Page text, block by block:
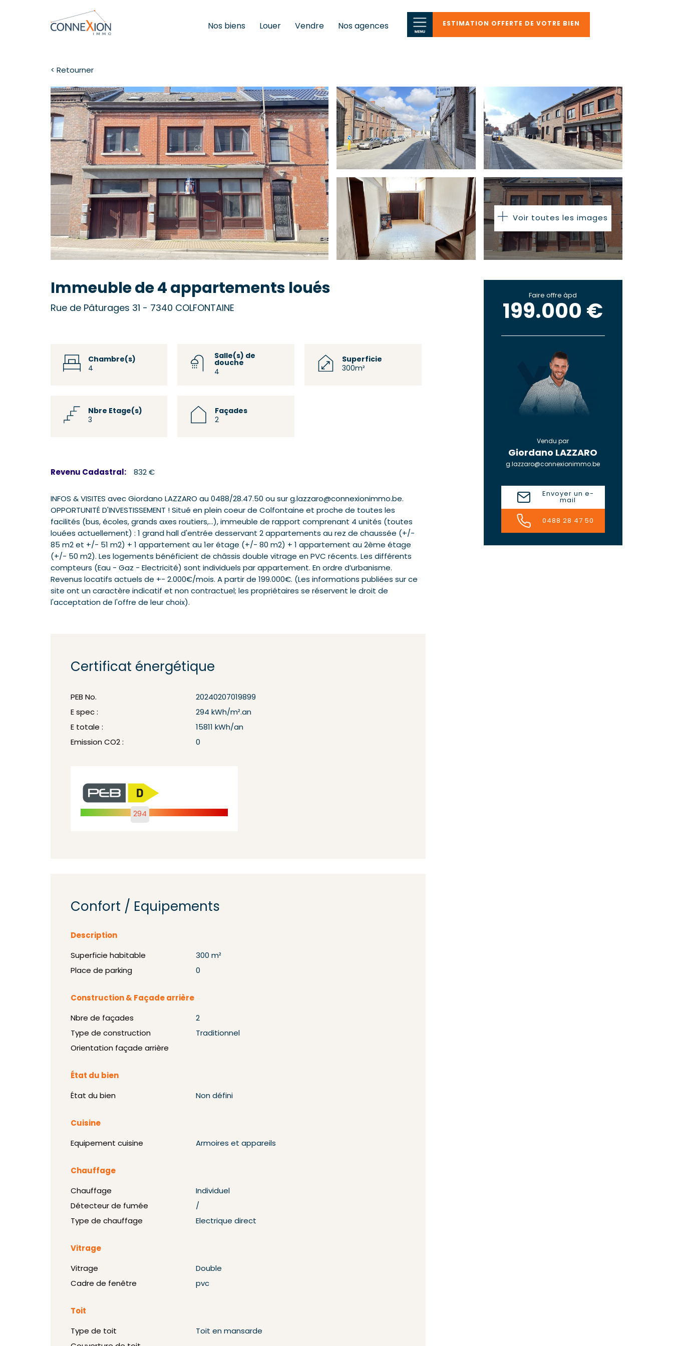
Nos biens Louer Vendre Nos agences ESTIMATION OFFERTE DE VOTRE BIEN
< Retourner
Voir toutes les images
Immeuble de 4 appartements loués
Rue de Pâturages 31 - 7340 COLFONTAINE
Chambre(s)
4
Salle(s) de
douche
4
Superficie
300m²
Nbre Etage(s)
3
Façades
2
Revenu Cadastral: 832 €
INFOS & VISITES avec Giordano LAZZARO au 0488/28.47.50 ou sur g.lazzaro@connexionimmo.be.
OPPORTUNITÉ D'INVESTISSEMENT ! Situé en plein coeur de Colfontaine et proche de toutes les
facilités (bus, écoles, grands axes routiers,...), immeuble de rapport comprenant 4 unités (toutes
louées actuellement) : 1 grand hall d'entrée desservant 2 appartements au rez de chaussée (+/-
85 m2 et +/- 51 m2) + 1 appartement au 1er étage (+/- 80 m2) + 1 appartement au 2ème étage
(+/- 50 m2). Les logements bénéficient de châssis double vitrage en PVC récents. Les différents
compteurs (Eau - Gaz - Electricité) sont individuels par appartement. En ordre d’urbanisme.
Revenus locatifs actuels de +- 2.000€/mois. A partir de 199.000€. (Les informations publiées sur ce
site ont un caractère indicatif et non contractuel; les propriétaires se réservent le droit de
l'acceptation de l'offre de leur choix).
Certificat énergétique
PEB No.
20240207019899
E spec :
294 kWh/m².an
E totale :
15811 kWh/an
Emission CO2 :
0
294
Confort / Equipements
Description
Superficie habitable
300 m²
Place de parking
0
Construction & Façade arrière
Nbre de façades
2
Type de construction
Traditionnel
Orientation façade arrière
État du bien
État du bien Non défini
Cuisine
Equipement cuisine Armoires et appareils
Chauffage
Chauffage
Individuel
Détecteur de fumée
/
Type de chauffage
Electrique direct
Vitrage
Vitrage
Double
Cadre de fenêtre
pvc
Toit
Type de toit
Toit en mansarde
Faire offre àpd
199.000 €
Vendu par
Giordano LAZZARO
g.lazzaro@connexionimmo.be
Envoyer un e-
mail
0488 28 47 50